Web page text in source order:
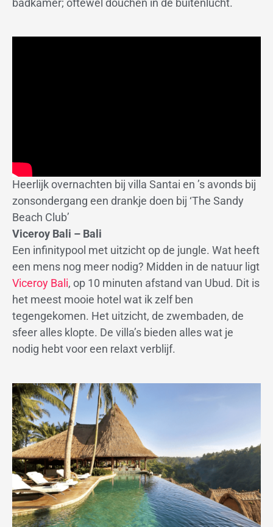
Heerlijk overnachten bij villa Santai en ’s avonds bij
zonsondergang een drankje doen bij ‘The Sandy
Beach Club’
Viceroy Bali – Bali
Een infinitypool met uitzicht op de jungle. Wat heeft
een mens nog meer nodig? Midden in de natuur ligt
Viceroy Bali, op 10 minuten afstand van Ubud. Dit is
het meest mooie hotel wat ik zelf ben
tegengekomen. Het uitzicht, de zwembaden, de
sfeer alles klopte. De villa’s bieden alles wat je
nodig hebt voor een relaxt verblijf.